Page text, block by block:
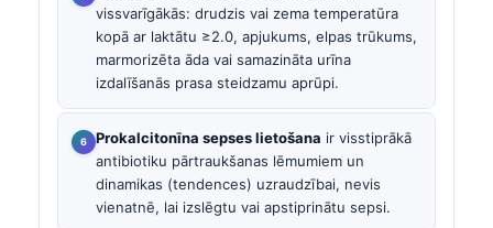
vissvarīgākās: drudzis vai zema temperatūra
kopā ar laktātu ≥2.0, apjukums, elpas trūkums,
marmorizēta āda vai samazināta urīna
izdalīšanās prasa steidzamu aprūpi.
Prokalcitonīna sepses lietošana ir visstiprākā
antibiotiku pārtraukšanas lēmumiem un
dinamikas (tendences) uzraudzībai, nevis
vienatnē, lai izslēgtu vai apstiprinātu sepsi.